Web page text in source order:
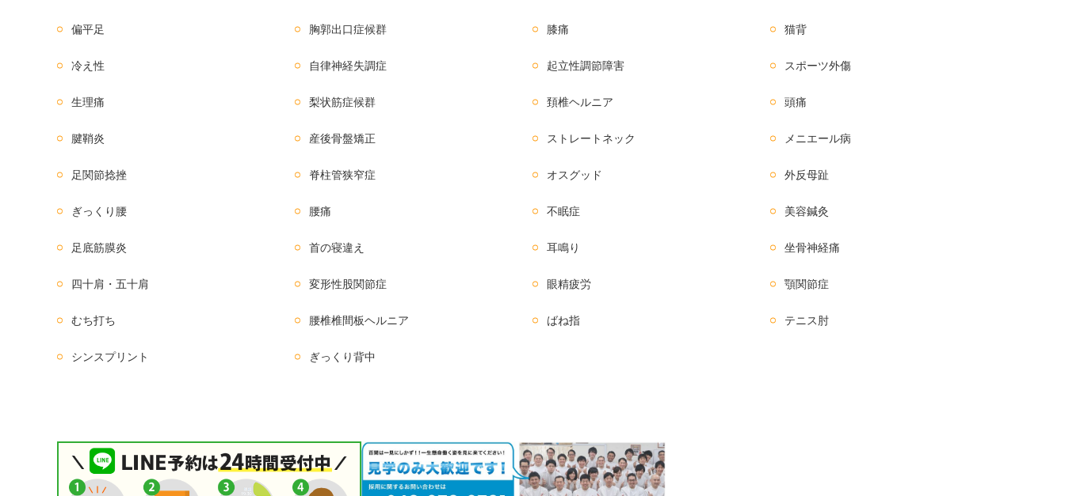
偏平足 胸郭出口症候群 膝痛 猫背
冷え性 自律神経失調症 起立性調節障害 スポーツ外傷
生理痛 梨状筋症候群 頚椎ヘルニア 頭痛
腱鞘炎 産後骨盤矯正 ストレートネック メニエール病
足関節捻挫 脊柱管狭窄症 オスグッド 外反母趾
ぎっくり腰 腰痛 不眠症 美容鍼灸
足底筋膜炎 首の寝違え 耳鳴り 坐骨神経痛
四十肩・五十肩 変形性股関節症 眼精疲労 顎関節症
むち打ち 腰椎椎間板ヘルニア ばね指 テニス肘
シンスプリント ぎっくり背中